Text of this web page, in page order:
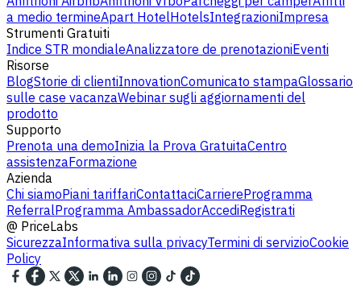
a medio termineApart HotelHotelsIntegrazioniImpresa
Strumenti Gratuiti
Indice STR mondialeAnalizzatore de prenotazioniEventi
Risorse
BlogStorie di clientiInnovationComunicato stampaGlossario
sulle case vacanzaWebinar sugli aggiornamenti del
prodotto
Supporto
Prenota una demoInizia la Prova GratuitaCentro
assistenzaFormazione
Azienda
Chi siamoPiani tariffariContattaciCarriereProgramma
ReferralProgramma AmbassadorAccediRegistrati
@ PriceLabs
SicurezzaInformativa sulla privacyTermini di servizioCookie
Policy